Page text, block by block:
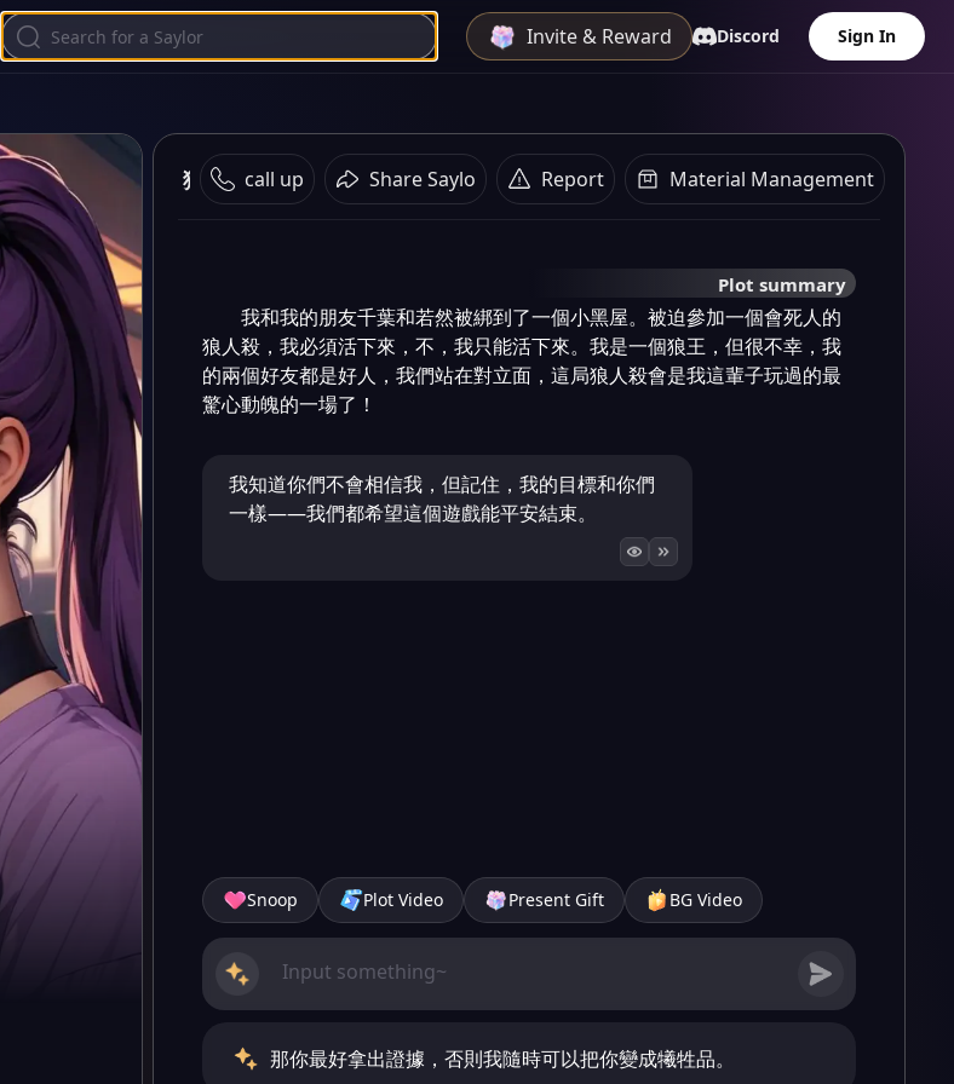
Invite & Reward Discord Sign In
狼人殺 call up Share Saylo Report Material Management
Plot summary
我和我的朋友千葉和若然被綁到了一個小黑屋。被迫參加一個會死人的
狼人殺，我必須活下來，不，我只能活下來。我是一個狼王，但很不幸，我
的兩個好友都是好人，我們站在對立面，這局狼人殺會是我這輩子玩過的最
驚心動魄的一場了！
我知道你們不會相信我，但記住，我的目標和你們
一樣——我們都希望這個遊戲能平安結束。
Snoop Plot Video Present Gift BG Video
那你最好拿出證據，否則我隨時可以把你變成犧牲品。